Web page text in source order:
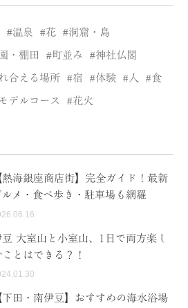
温泉 花 洞窟・島
・棚田 町並み 神社仏閣
合える場所 宿 体験 人 食
モデルコース 花火
熱海銀座商店街】完全ガイド！最新
ルメ・食べ歩き・駐車場も網羅
豆 大室山と小室山、1日で両方楽し
ことはできる？！
下田・南伊豆】おすすめの海水浴場